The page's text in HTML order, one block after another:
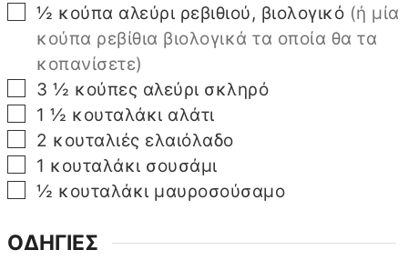
▢
½ κούπα αλεύρι ρεβιθιού, βιολογικό (ή μία
κούπα ρεβίθια βιολογικά τα οποία θα τα
κοπανίσετε)
▢
3 ½ κούπες αλεύρι σκληρό
▢
1 ½ κουταλάκι αλάτι
▢
2 κουταλιές ελαιόλαδο
▢
1 κουταλάκι σουσάμι
▢
½ κουταλάκι μαυροσούσαμο
ΟΔΗΓΙΕΣ